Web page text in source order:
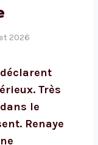
2026
Très
le
Renaye